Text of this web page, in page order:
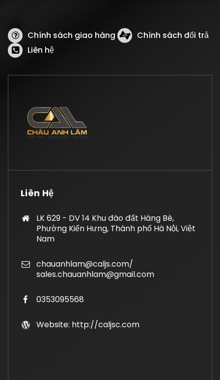
Chính sách giao hàng
Chính sách đổi trả
Liên hệ
Liên Hệ
LK 629 - DV 14 Khu đào đất Hàng Bè,
Phường Kiến Hưng, Thành phố Hà Nội, Việt
Nam
chauanhlam@caljs.com/
sales.chauanhlam@gmail.com
0353095568
Website: http://caljsc.com